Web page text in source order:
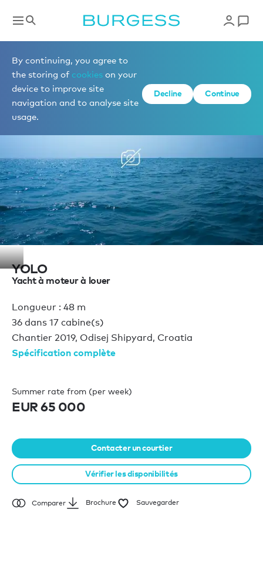
By continuing, you agree to
the storing of cookies on your
device to improve site
navigation and to analyse site
usage.
Decline Continue
Yachts à la location
1 de 1 photos
YOLO
Yacht à moteur à louer
Longueur : 48 m
36 dans 17 cabine(s)
Chantier 2019, Odisej Shipyard, Croatia
Spécification complète
Summer rate from (per week)
EUR 65 000
Contacter un courtier
Vérifier les disponibilités
Comparer Brochure Sauvegarder